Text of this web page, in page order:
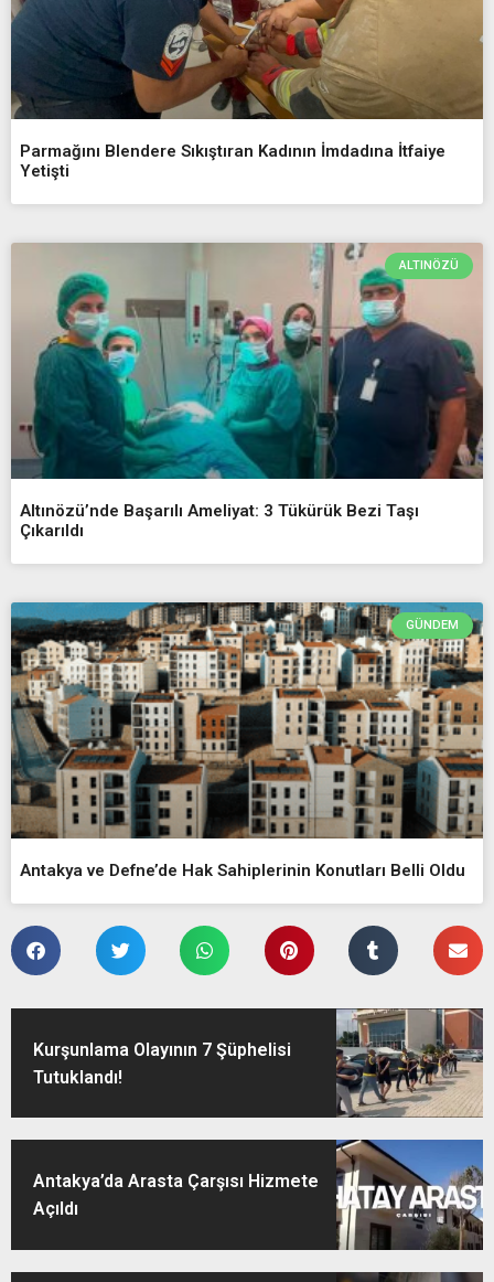
Parmağını Blendere Sıkıştıran Kadının İmdadına İtfaiye
Yetişti
ALTINÖZÜ
Altınözü’nde Başarılı Ameliyat: 3 Tükürük Bezi Taşı
Çıkarıldı
GÜNDEM
Antakya ve Defne’de Hak Sahiplerinin Konutları Belli Oldu
Kurşunlama Olayının 7 Şüphelisi
Tutuklandı!
Antakya’da Arasta Çarşısı Hizmete
Açıldı